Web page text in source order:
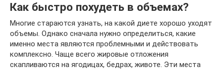
Как быстро похудеть в объемах?
Многие стараются узнать, на какой диете хорошо уходят
объемы. Однако сначала нужно определиться, какие
именно места являются проблемными и действовать
комплексно. Чаще всего жировые отложения
скапливаются на ягодицах, бедрах, животе. Эти места